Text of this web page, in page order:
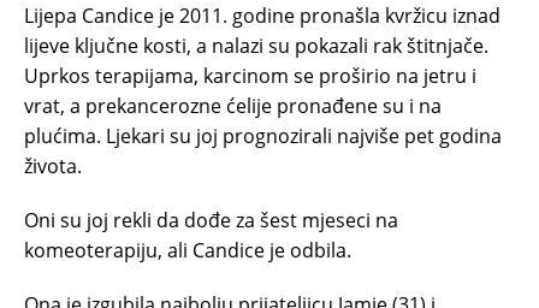
Lijepa Candice je 2011. godine pronašla kvržicu iznad
lijeve ključne kosti, a nalazi su pokazali rak štitnjače.
Uprkos terapijama, karcinom se proširio na jetru i
vrat, a prekancerozne ćelije pronađene su i na
plućima. Ljekari su joj prognozirali najviše pet godina
života.
Oni su joj rekli da dođe za šest mjeseci na
komeoterapiju, ali Candice je odbila.